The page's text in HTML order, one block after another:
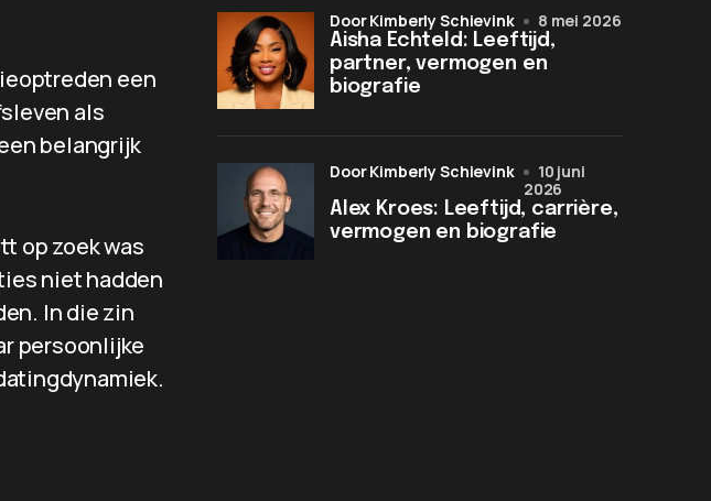
een
als
belangrijk
op zoek was
niet hadden
In die zin
persoonlijke
Aisha Echteld: Leeftijd,
partner, vermogen en
biografie
door Kimberly Schievink 8 mei 2026
Alex Kroes: Leeftijd, carrière,
vermogen en biografie
door Kimberly Schievink
10 juni
2026